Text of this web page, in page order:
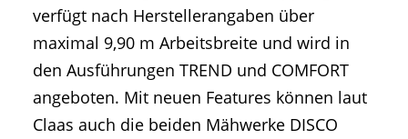
verfügt nach Herstellerangaben über
maximal 9,90 m Arbeitsbreite und wird in
den Ausführungen TREND und COMFORT
angeboten. Mit neuen Features können laut
Claas auch die beiden Mähwerke DISCO